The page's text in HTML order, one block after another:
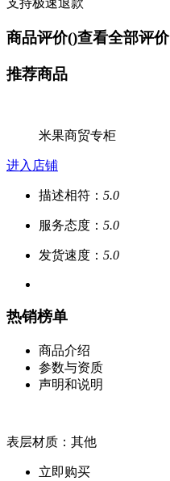
支持极速退款
商品评价()查看全部评价
推荐商品
米果商贸专柜
进入店铺
描述相符： 5.0
服务态度： 5.0
发货速度： 5.0
热销榜单
商品介绍
参数与资质
声明和说明
表层材质：其他
立即购买